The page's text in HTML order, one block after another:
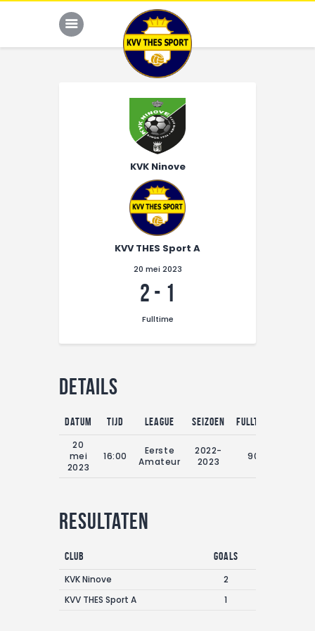
JONG THES
KVK Ninove
KVV THES Sport A
20 mei 2023
2 - 1
Fulltime
Details
Datum Tijd League Seizoen
Fulltime
20
mei
2023
16:00
Eerste
Amateur
2022-
2023
90'
Resultaten
Club
Goals
KVK Ninove
2
KVV THES Sport A
1